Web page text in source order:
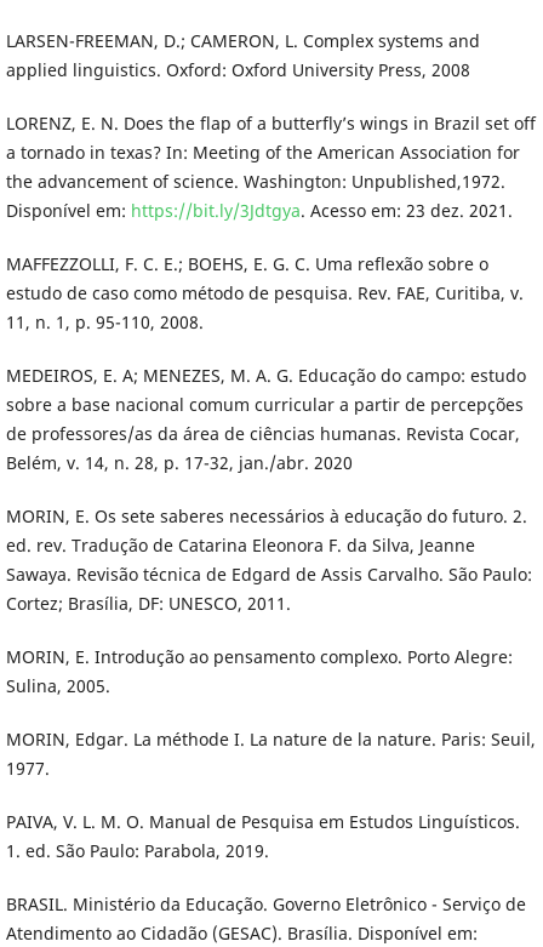
LARSEN-FREEMAN, D.; CAMERON, L. Complex systems and
applied linguistics. Oxford: Oxford University Press, 2008
LORENZ, E. N. Does the flap of a butterfly’s wings in Brazil set off
a tornado in texas? In: Meeting of the American Association for
the advancement of science. Washington: Unpublished,1972.
Disponível em: https://bit.ly/3Jdtgya. Acesso em: 23 dez. 2021.
MAFFEZZOLLI, F. C. E.; BOEHS, E. G. C. Uma reflexão sobre o
estudo de caso como método de pesquisa. Rev. FAE, Curitiba, v.
11, n. 1, p. 95-110, 2008.
MEDEIROS, E. A; MENEZES, M. A. G. Educação do campo: estudo
sobre a base nacional comum curricular a partir de percepções
de professores/as da área de ciências humanas. Revista Cocar,
Belém, v. 14, n. 28, p. 17-32, jan./abr. 2020
MORIN, E. Os sete saberes necessários à educação do futuro. 2.
ed. rev. Tradução de Catarina Eleonora F. da Silva, Jeanne
Sawaya. Revisão técnica de Edgard de Assis Carvalho. São Paulo:
Cortez; Brasília, DF: UNESCO, 2011.
MORIN, E. Introdução ao pensamento complexo. Porto Alegre:
Sulina, 2005.
MORIN, Edgar. La méthode I. La nature de la nature. Paris: Seuil,
1977.
PAIVA, V. L. M. O. Manual de Pesquisa em Estudos Linguísticos.
1. ed. São Paulo: Parabola, 2019.
BRASIL. Ministério da Educação. Governo Eletrônico - Serviço de
Atendimento ao Cidadão (GESAC). Brasília. Disponível em: